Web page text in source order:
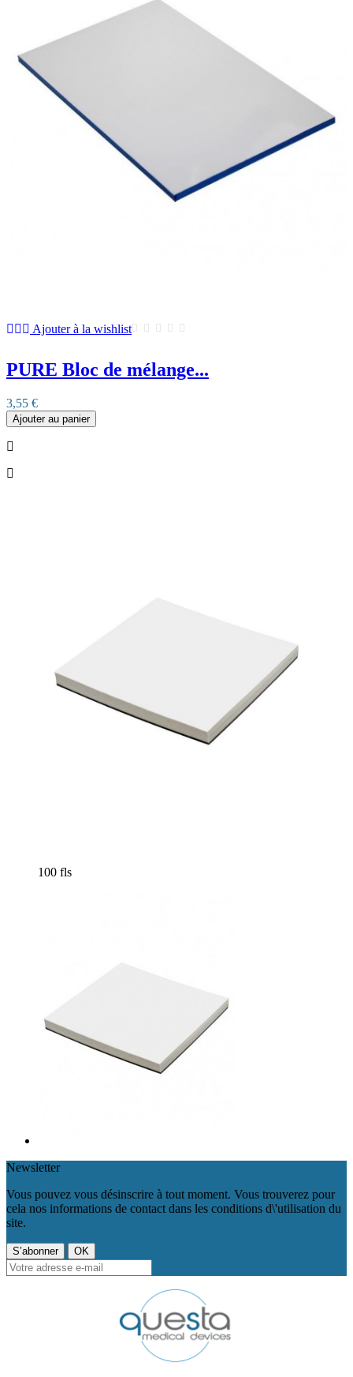
Ajouter à la wishlist
PURE Bloc de mélange...
3,55 €
Ajouter au panier
100 fls
Newsletter
Vous pouvez vous désinscrire à tout moment. Vous trouverez pour
cela nos informations de contact dans les conditions d\'utilisation du
site.